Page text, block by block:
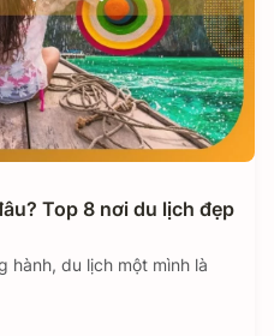
Top 8 nơi du lịch đẹp
hành, du lịch một mình là